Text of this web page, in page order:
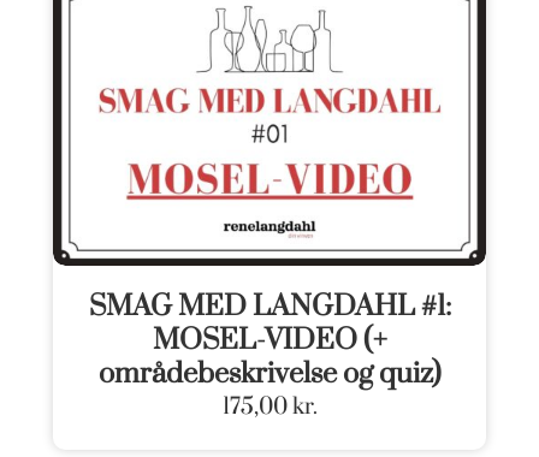
SMAG MED LANGDAHL #1:
MOSEL-VIDEO (+
områdebeskrivelse og quiz)
175,00kr.